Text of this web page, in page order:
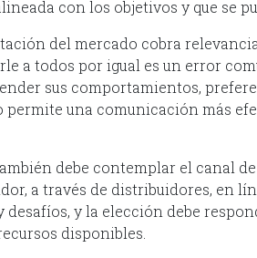
con los objetivos y que se
del mercado cobra
a todos por igual es un error
sus comportamientos,
permite una comunicación más
debe contemplar el canal de
a través de distribuidores, en
desafíos, y la elección debe
disponibles.